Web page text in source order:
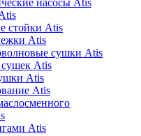
стойки Atis
Atis
сушки Atis
Atis
Atis
Atis
Atis